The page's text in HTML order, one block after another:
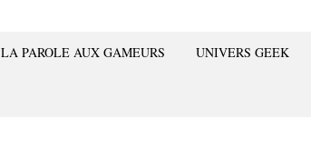
LA PAROLE AUX GAMEURS UNIVERS GEEK